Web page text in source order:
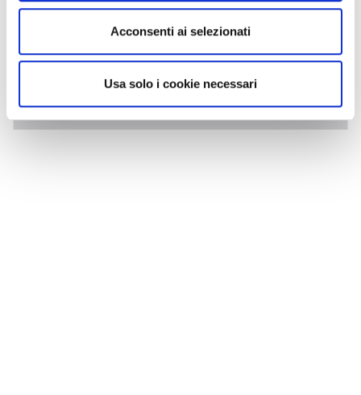
Acconsenti ai selezionati
Usa solo i cookie necessari